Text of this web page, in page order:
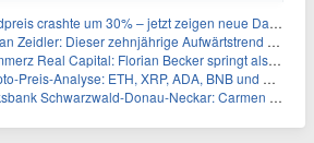
crashte um 30% – jetzt zeigen neue Daten: War es berechtigt?
Zeidler: Dieser zehnjährige Aufwärtstrend macht mich optimistisch
Real Capital: Florian Becker springt als Leiter ein
Preis-Analyse: ETH, XRP, ADA, BNB und HYPE
Schwarzwald-Donau-Neckar: Carmen Wedam übernimmt Aufsichtsratsvorsitz